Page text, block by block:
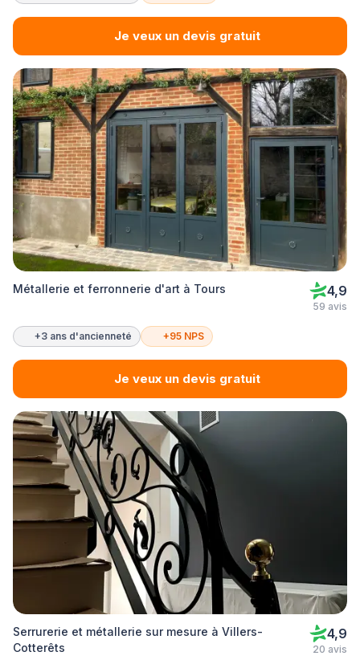
Je veux un devis gratuit
Métallerie et ferronnerie d'art à Tours 4,9
59 avis
+3 ans d'ancienneté +95 NPS
Je veux un devis gratuit
Serrurerie et métallerie sur mesure à Villers-
Cotterêts
4,9
20 avis